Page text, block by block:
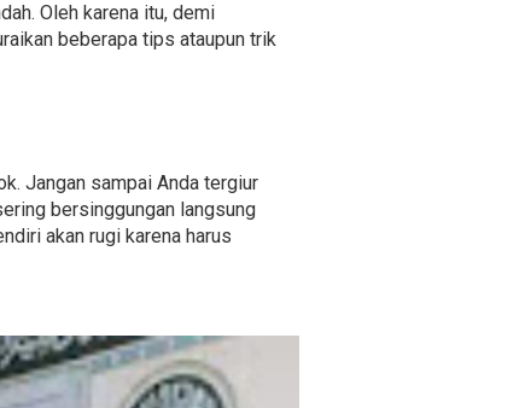
Oleh karena itu, demi
beberapa tips ataupun trik
Jangan sampai Anda tergiur
bersinggungan langsung
akan rugi karena harus